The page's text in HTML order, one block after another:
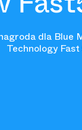
dla Blue
Technology